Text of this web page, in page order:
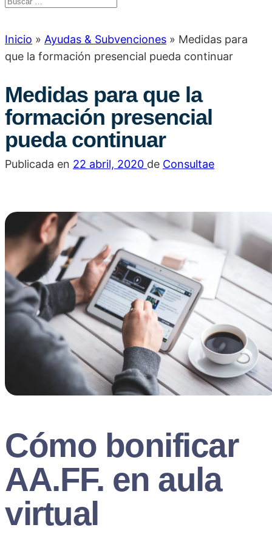
Inicio » Ayudas & Subvenciones » Medidas para
que la formación presencial pueda continuar
Medidas para que la
formación presencial
pueda continuar
Publicada en 22 abril, 2020 de Consultae
Cómo bonificar
AA.FF. en aula
virtual